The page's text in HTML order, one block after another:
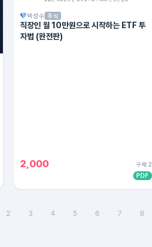
박성수 주식
직장인 월 10만원으로 시작하는 ETF 투
자법 (완전판)
2,000
구매 2
PDF
2 3 4 5 6 7 8